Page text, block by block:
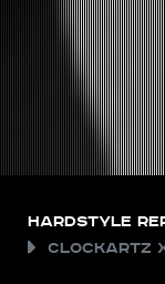
Hardstyle
Clockartz